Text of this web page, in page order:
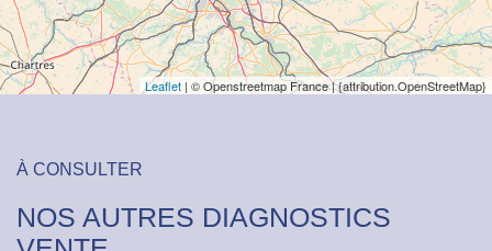
Leaflet | © Openstreetmap France | {attribution.OpenStreetMap}
À CONSULTER
NOS AUTRES DIAGNOSTICS